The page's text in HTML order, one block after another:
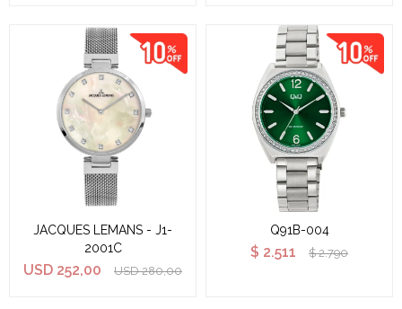
JACQUES LEMANS - J1-
2001C
USD 252,00 USD 280,00
Q91B-004
$ 2.511 $ 2.790